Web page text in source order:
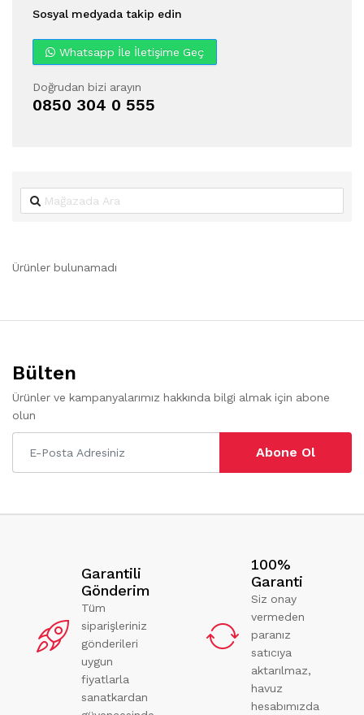
Sosyal medyada takip edin
Whatsapp İle İletişime Geç
Doğrudan bizi arayın
0850 304 0 555
Ürünler bulunamadı
Bülten
Ürünler ve kampanyalarımız hakkında bilgi almak için abone
olun
Abone Ol
Garantili
Gönderim
Tüm
siparişleriniz
gönderileri
uygun
fiyatlarla
sanatkardan
100%
Garanti
Siz onay
vermeden
paranız
satıcıya
aktarılmaz,
havuz
hesabımızda